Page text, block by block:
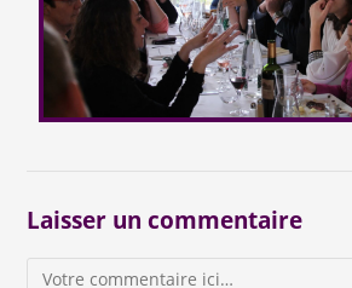
Laisser un commentaire